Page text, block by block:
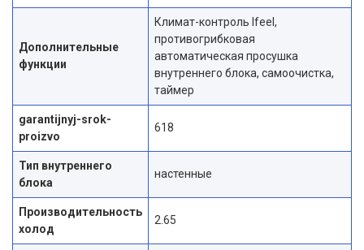
Дополнительные
функции
Климат-контроль Ifeel,
противогрибковая
автоматическая просушка
внутреннего блока, самоочистка,
таймер
garantijnyj-srok-
proizvo
618
Тип внутреннего
блока
настенные
Производительность
холод
2.65